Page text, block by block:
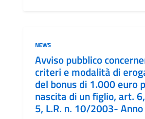
Categoria:
NEWS
Avviso pubblico
criteri e modalità di
del bonus di 1.000 euro
nascita di un figlio, art.
5, L.R. n. 10/2003-